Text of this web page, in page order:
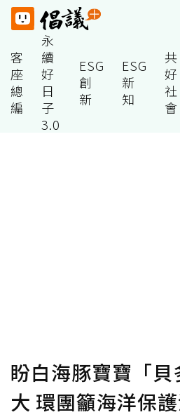
客
座
總
編
永
續
好
日
子
3.0
ESG
創
新
ESG
新
知
共
好
社
會
盼白海豚寶寶「
大 環團籲海洋保